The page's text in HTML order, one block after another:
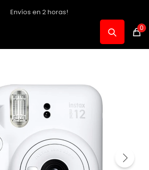
Envíos en 2 horas!
0
y Tablets